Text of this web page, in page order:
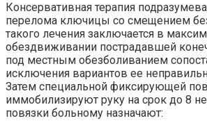
Консервативная терапия
перелома ключицы со смещением
такого лечения заключается в
обездвиживании пострадавшей
под местным обезболиванием
исключения вариантов ее
Затем специальной фиксирующей
иммобилизируют руку на срок до 8
повязки больному назначают: